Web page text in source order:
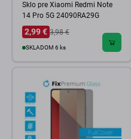
Sklo pre Xiaomi Redmi Note
14 Pro 5G 24090RA29G
2,99 € 3,98 €
SKLADOM 6 ks